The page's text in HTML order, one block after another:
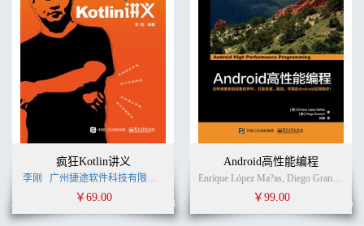
疯狂Kotlin讲义
李刚 广州捷途软件科技有限公司 (作者)
￥69.00
Android高性能编程
Enrique López Ma?as, Diego Grancini (作者)
￥99.00